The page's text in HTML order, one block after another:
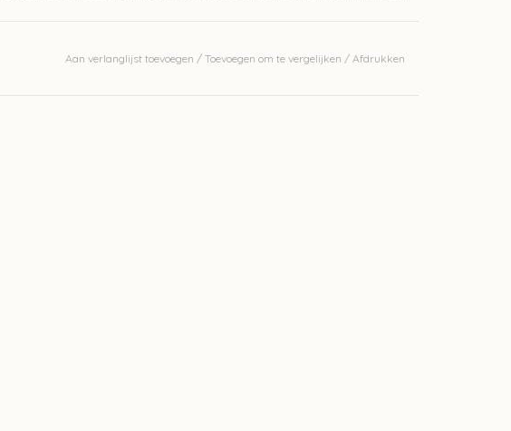
en fairtrade produceren van hun garens.
Aan verlanglijst toevoegen / Toevoegen om te vergelijken / Afdrukken